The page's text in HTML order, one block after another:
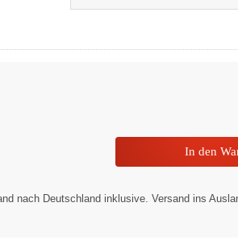
nach Deutschland inklusive. Versand ins